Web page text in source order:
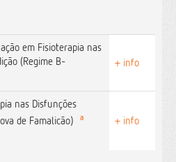
em Fisioterapia nas
(Regime B-
+ info
nas Disfunções
de Famalicão)
a
+ info